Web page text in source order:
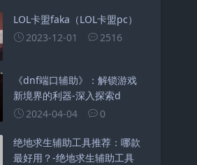
LOL卡盟faka（LOL卡盟pc）
2023-12-01
2516
《dnf端口辅助》：解锁游戏
新境界的利器-深入探索d
2024-04-04
0
绝地求生辅助工具推荐：哪款
最好用？-绝地求生辅助工具